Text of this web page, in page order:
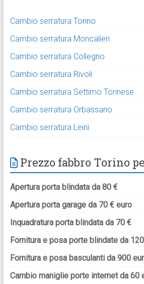
Cambio serratura Torino
Cambio serratura Moncalieri
Cambio serratura Collegno
Cambio serratura Rivoli
Cambio serratura Settimo Torinese
Cambio serratura Orbassano
Cambio serratura Leinì
Prezzo fabbro Torino
Apertura porta blindata da 80 €
Apertura porta garage da 70 € euro
Inquadratura porta blindata da 70 €
Fornitura e posa porte blindate da
Fornitura e posa basculanti da 900
Cambio maniglie porte internet da 60